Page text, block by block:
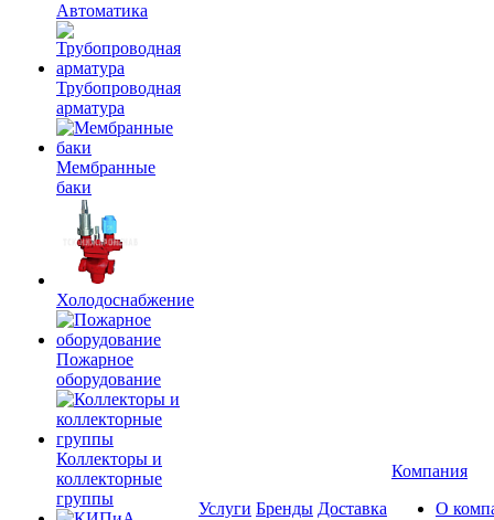
Автоматика
Трубопроводная
арматура
Мембранные
баки
Холодоснабжение
Пожарное
оборудование
Коллекторы и
коллекторные
группы
Услуги Бренды Доставка
Компания
О